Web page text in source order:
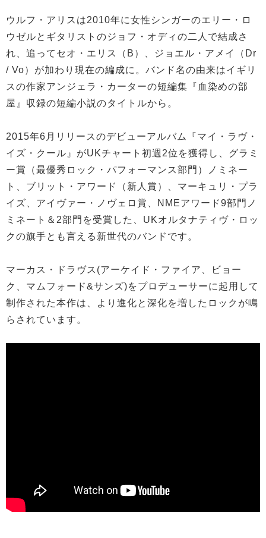
ウルフ・アリスは2010年に女性シンガーのエリー・ロ
ウゼルとギタリストのジョフ・オディの二人で結成さ
れ、追ってセオ・エリス（B）、ジョエル・アメイ（Dr
/ Vo）が加わり現在の編成に。バンド名の由来はイギリ
スの作家アンジェラ・カーターの短編集『血染めの部
屋』収録の短編小説のタイトルから。
2015年6月リリースのデビューアルバム『マイ・ラヴ・
イズ・クール』がUKチャート初週2位を獲得し、グラミ
ー賞（最優秀ロック・パフォーマンス部門）ノミネー
ト、ブリット・アワード（新人賞）、マーキュリ・プラ
イズ、アイヴァー・ノヴェロ賞、NMEアワード9部門ノ
ミネート＆2部門を受賞した、UKオルタナティヴ・ロッ
クの旗手とも言える新世代のバンドです。
マーカス・ドラヴス(アーケイド・ファイア、ビョー
ク、マムフォード&サンズ)をプロデューサーに起用して
制作された本作は、より進化と深化を増したロックが鳴
らされています。